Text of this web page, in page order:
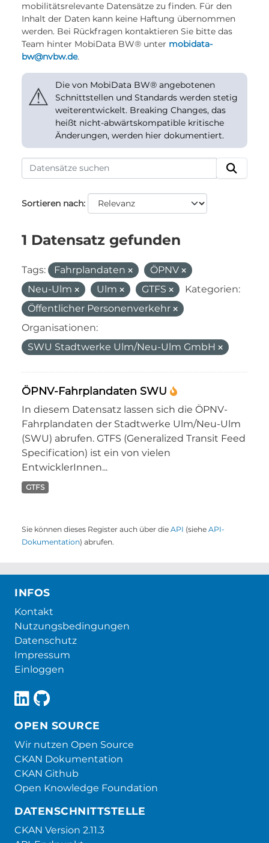
mobilitätsrelevante Datensätze zu finden. Für den
Inhalt der Daten kann keine Haftung übernommen
werden. Bei Rückfragen kontaktieren Sie bitte das
Team hinter MobiData BW® unter mobidata-
bw@nvbw.de.
⚠
Die von MobiData BW® angebotenen
Schnittstellen und Standards werden stetig
weiterentwickelt. Breaking Changes, das
heißt nicht-abwärtskompatible kritische
Änderungen, werden hier dokumentiert.
Sortieren nach
1 Datensatz gefunden
Tags: Fahrplandaten
ÖPNV
Neu-Ulm
Ulm GTFS
Kategorien:
Öffentlicher Personenverkehr
Organisationen:
SWU Stadtwerke Ulm/Neu-Ulm GmbH
ÖPNV-Fahrplandaten SWU
In diesem Datensatz lassen sich die ÖPNV-
Fahrplandaten der Stadtwerke Ulm/Neu-Ulm
(SWU) abrufen. GTFS (Generalized Transit Feed
Specification) ist ein von vielen
EntwicklerInnen...
GTFS
Sie können dieses Register auch über die API (siehe API-
Dokumentation) abrufen.
INFOS
Kontakt
Nutzungsbedingungen
Datenschutz
Impressum
Einloggen
OPEN SOURCE
Wir nutzen Open Source
CKAN Dokumentation
CKAN Github
Open Knowledge Foundation
DATENSCHNITTSTELLE
CKAN Version 2.11.3